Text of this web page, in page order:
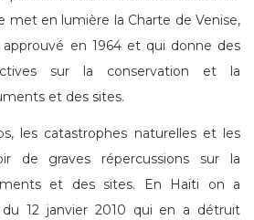
en lumière la Charte de Venise,
en 1964 et qui donne des
sur la conservation et la
et des sites.
les catastrophes naturelles et les
de graves répercussions sur la
et des sites. En Haïti on a
du 12 janvier 2010 qui en a détruit